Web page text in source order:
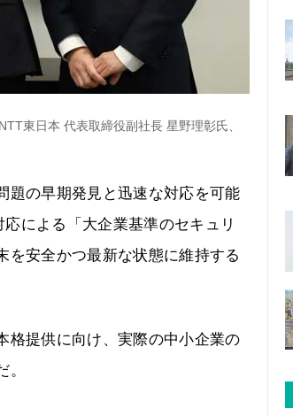
東日本 代表取締役副社長 星野理彰氏、
題の早期発見と迅速な対応を可能
による「大企業基準のセキュリ
を安全かつ最新な状態に維持する
格提供に向け、実際の中小企業の